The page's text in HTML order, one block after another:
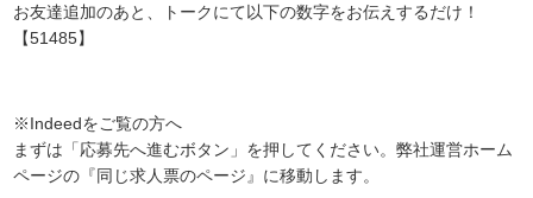
お友達追加のあと、トークにて以下の数字をお伝えするだけ！
【51485】
※Indeedをご覧の方へ
まずは「応募先へ進むボタン」を押してください。弊社運営ホーム
ページの『同じ求人票のページ』に移動します。